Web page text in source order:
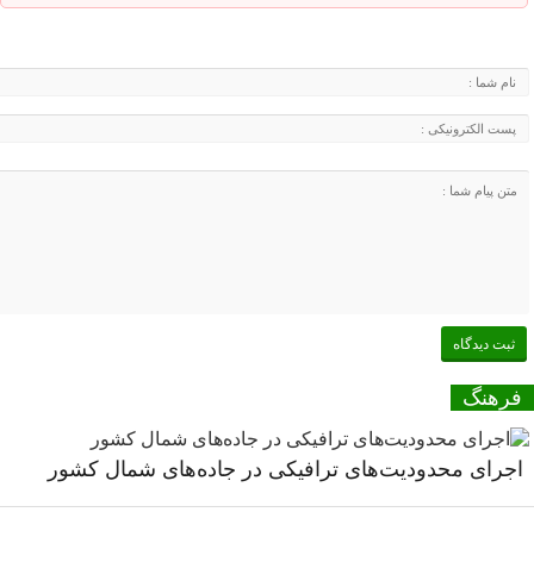
فرهنگ
اجرای محدودیت‌های ترافیکی در جاده‌های شمال کشور